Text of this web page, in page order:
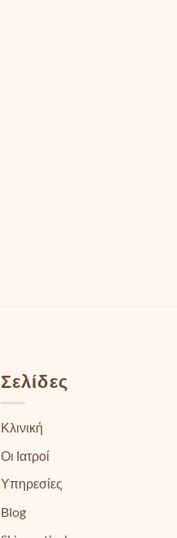
Σελίδες
Κλινική
Οι Ιατροί
Υπηρεσίες
Blog